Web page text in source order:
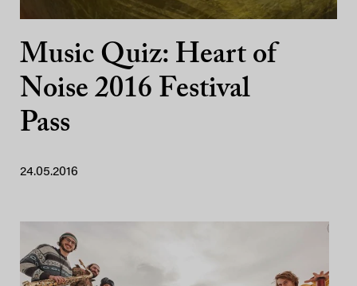
Music Quiz: Heart of
Noise 2016 Festival
Pass
24.05.2016